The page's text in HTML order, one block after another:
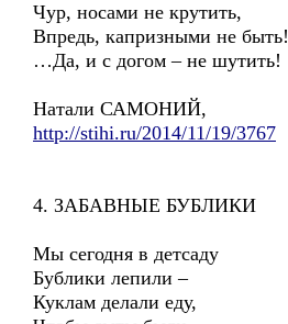
Чур, носами не крутить,
Впредь, капризными не быть!
…Да, и с догом – не шутить!
Натали САМОНИЙ,
http://stihi.ru/2014/11/19/3767
4. ЗАБАВНЫЕ БУБЛИКИ
Мы сегодня в детсаду
Бублики лепили –
Куклам делали еду,